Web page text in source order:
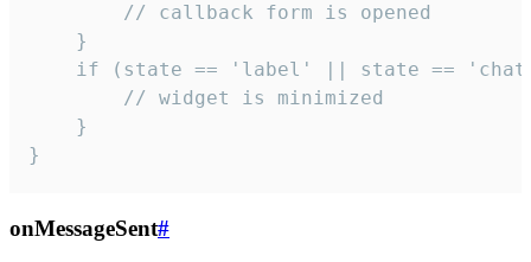
        // callback form is opened
    }
if (state == 'label' || state ==
        // widget is minimized
    }
}
onMessageSent#